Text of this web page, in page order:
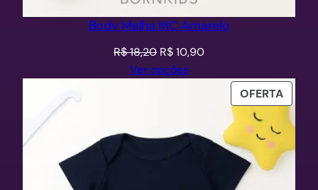
Body Malha MC Amarelo
R$18,20 O
preço
R$10,90O
R$ 10,90.
Ver opções
OFERTA
EM